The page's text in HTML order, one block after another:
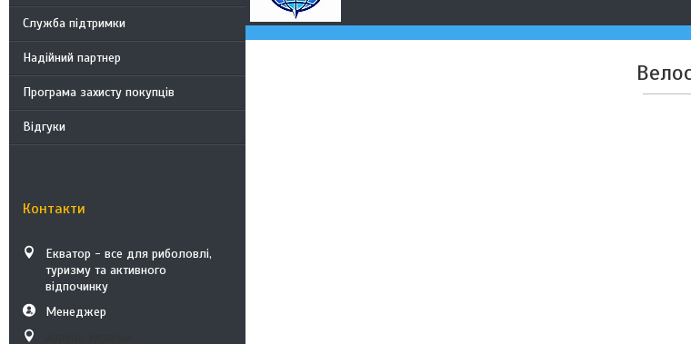
Служба підтримки
Надійний партнер
Програма захисту покупців
Відгуки
Контакти
Екватор - все для риболовлі,
туризму та активного
відпочинку
Менеджер